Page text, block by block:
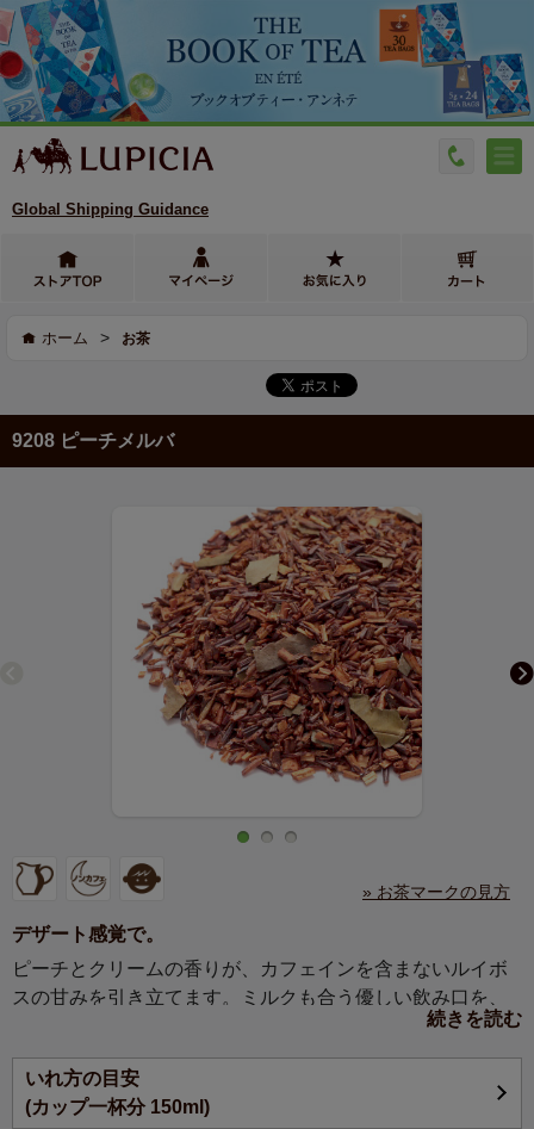
Global Shipping Guidance
ホーム > お茶
9208 ピーチメルバ
» お茶マークの見方
デザート感覚で。
ピーチとクリームの香りが、カフェインを含まないルイボ
スの甘みを引き立てます。ミルクも合う優しい飲み口を、
ピーチメルバとはバニラアイスクリームにコンポートした
ピーチを添え、ラズベリーソースをかけたデザートのこ
続きを読む
いれ方の目安
(カップ一杯分 150ml)